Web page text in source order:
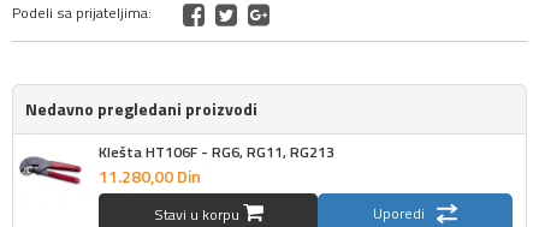
Podeli sa prijateljima:
Nedavno pregledani proizvodi
Klešta HT106F - RG6, RG11, RG213
11.280,00Din
Stavi u korpu Uporedi